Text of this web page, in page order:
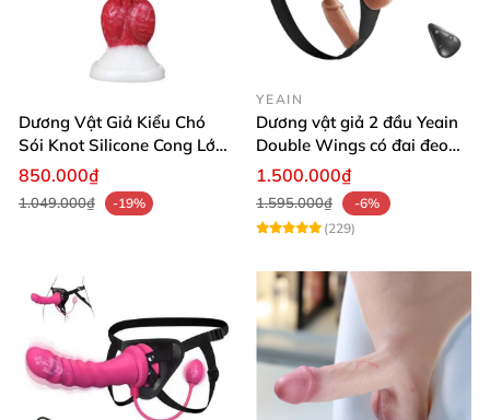
Dương Vật Giả Kiểu Chó
Sói Knot Silicone Cong Lớn
Có Đế Hít Tường Cao Cấp
850.000₫
1.049.000₫ -19%
YEAIN
Dương vật giả 2 đầu Yeain
Double Wings có đai đeo
điều khiển remote từ xa
1.500.000₫
1.595.000₫
-6%
(229)